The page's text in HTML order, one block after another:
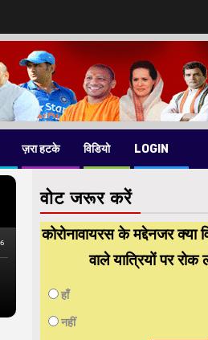
ज़रा हटके विडियो LOGIN
वोट जरूर करें
कोरोनावायरस के मद्देनजर
वाले यात्रियों पर रोक
हाँ
नहीं